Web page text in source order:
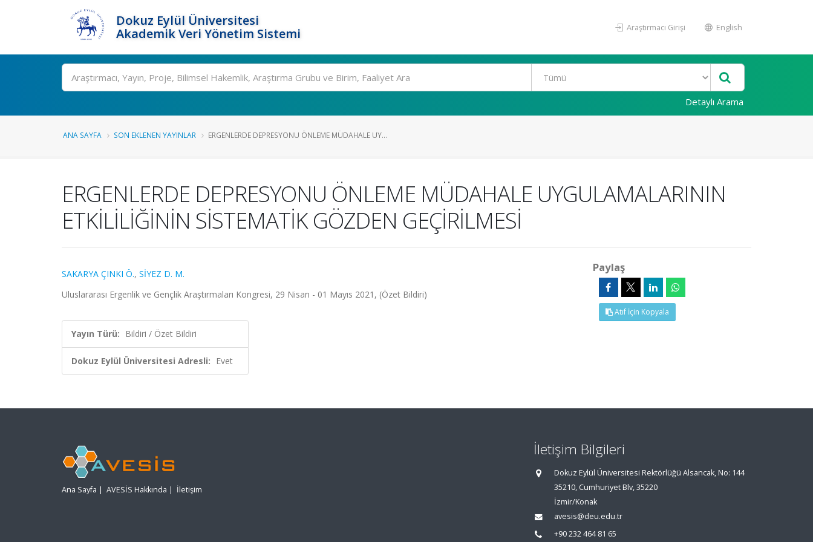
Dokuz Eylül Üniversitesi
Akademik Veri Yönetim Sistemi
Araştırmacı Girişi English
Ara
Detaylı Arama
ANA SAYFA SON EKLENEN YAYINLAR ERGENLERDE DEPRESYONU ÖNLEME MÜDAHALE UY...
ERGENLERDE DEPRESYONU ÖNLEME MÜDAHALE UYGULAMALARININ
ETKİLİLİĞİNİN SİSTEMATİK GÖZDEN GEÇİRİLMESİ
SAKARYA ÇINKI Ö., SİYEZ D. M.
Uluslararası Ergenlik ve Gençlik Araştırmaları Kongresi, 29 Nisan - 01 Mayıs 2021, (Özet Bildiri)
Yayın Türü: Bildiri / Özet Bildiri
Dokuz Eylül Üniversitesi Adresli: Evet
Paylaş
Atıf İçin Kopyala
Ana Sayfa | AVESİS Hakkında | İletişim
İletişim Bilgileri
Dokuz Eylül Üniversitesi Rektörlüğü Alsancak, No: 144
35210, Cumhuriyet Blv, 35220
İzmir/Konak
avesis@deu.edu.tr
+90 232 464 81 65